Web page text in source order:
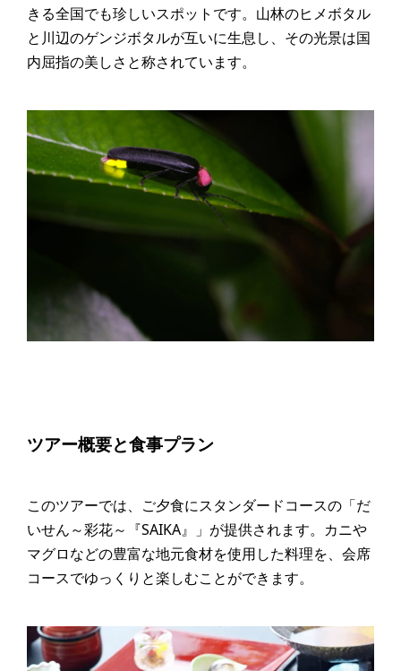
きる全国でも珍しいスポットです。山林のヒメボタル
と川辺のゲンジボタルが互いに生息し、その光景は国
内屈指の美しさと称されています。
ツアー概要と食事プラン
このツアーでは、ご夕食にスタンダードコースの「だ
いせん～彩花～『SAIKA』」が提供されます。カニや
マグロなどの豊富な地元食材を使用した料理を、会席
コースでゆっくりと楽しむことができます。